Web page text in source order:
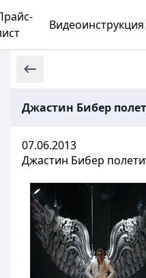
Видеоинструкция
Джастин Бибер
07.06.2013
Джастин Бибер